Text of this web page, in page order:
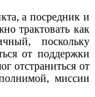
а посредник и
трактовать как
поскольку
от поддержки
отстраниться от
миссии